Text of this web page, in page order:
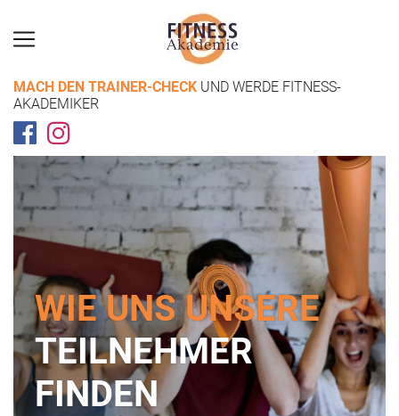
MACH DEN TRAINER-CHECK UND WERDE FITNESS-
AKADEMIKER
WIE UNS UNSERE
TEILNEHMER
FINDEN